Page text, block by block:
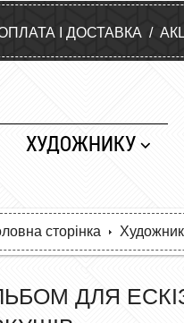
І ДОСТАВКА /
ХУДОЖНИКУ
сторінка
ДЛЯ